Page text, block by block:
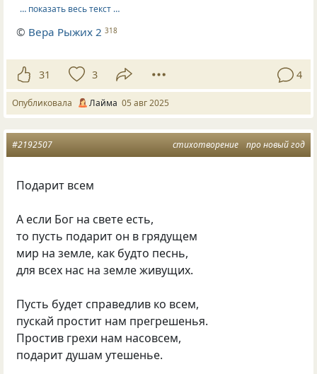
… показать весь текст …
© Вера Рыжих 2 318
31 3 4
Опубликовала Лайма 05 авг 2025
стихотворение про новый год
#2192507
Подарит всем
А если Бог на свете есть,
то пусть подарит он в грядущем
мир на земле, как будто песнь,
для всех нас на земле живущих.
Пусть будет справедлив ко всем,
пускай простит нам прегрешенья.
Простив грехи нам насовсем,
подарит душам утешенье.